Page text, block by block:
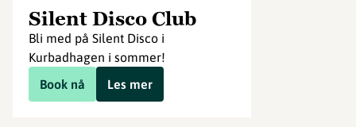
Silent Disco Club
Bli med på Silent Disco i
Kurbadhagen i sommer!
Book nå
Les mer